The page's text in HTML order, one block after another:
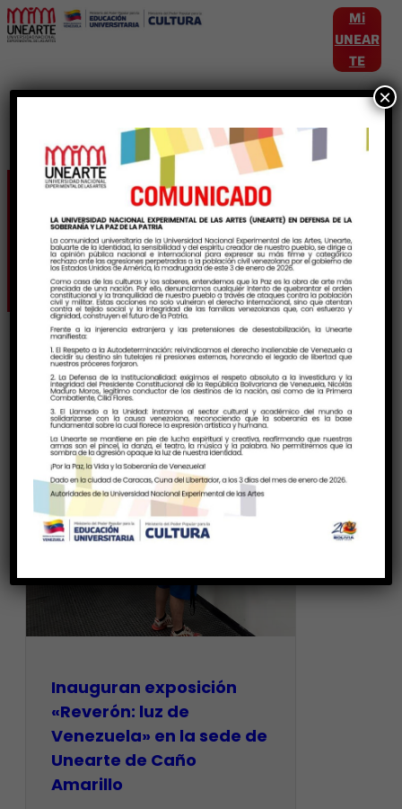
Mi
UNEAR
TE
Etiqueta:
VinculacionUniversitaria
Inauguran exposición
«Reverón: luz de
Venezuela» en la sede de
Unearte de Caño
Amarillo
×